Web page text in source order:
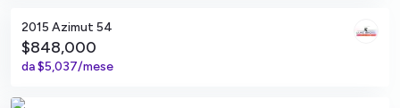
2015 Azimut 54
$848,000
da$5,037/mese
San Diego, California